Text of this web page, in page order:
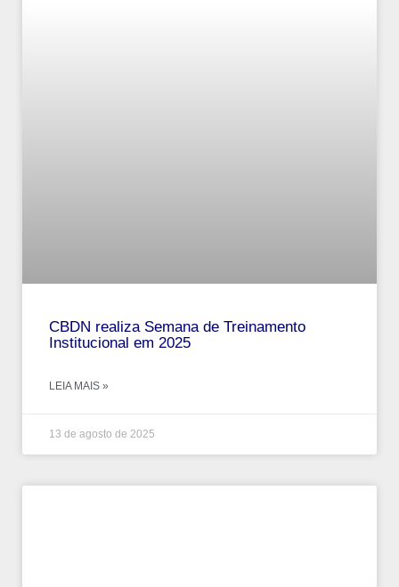
CBDN realiza Semana de Treinamento
Institucional em 2025
LEIA MAIS »
13 de agosto de 2025